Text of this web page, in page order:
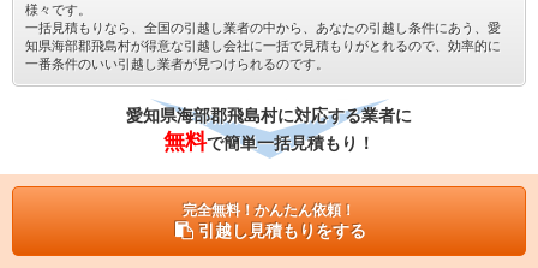
様々です。
一括見積もりなら、全国の引越し業者の中から、あなたの引越し条件にあう、愛
知県海部郡飛島村が得意な引越し会社に一括で見積もりがとれるので、効率的に
一番条件のいい引越し業者が見つけられるのです。
愛知県海部郡飛島村に対応する業者に
無料で簡単一括見積もり！
完全無料！かんたん依頼！
引越し見積もりをする